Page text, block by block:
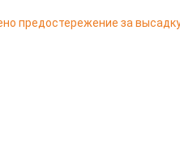
предостережение за